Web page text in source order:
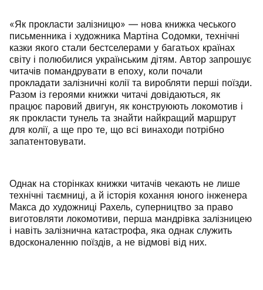
«Як прокласти залізницю» — нова книжка чеського
письменника і художника Мартіна Содомки, технічні
казки якого стали бестселерами у багатьох країнах
світу і полюбилися українським дітям. Автор запрошує
читачів помандрувати в епоху, коли почали
прокладати залізничні колії та виробляти перші поїзди.
Разом із героями книжки читачі довідаються, як
працює паровий двигун, як конструюють локомотив і
як прокласти тунель та знайти найкращий маршрут
для колії, а ще про те, що всі винаходи потрібно
запатентовувати.
Однак на сторінках книжки читачів чекають не лише
технічні таємниці, а й історія кохання юного інженера
Макса до художниці Рахель, суперництво за право
виготовляти локомотиви, перша мандрівка залізницею
і навіть залізнична катастрофа, яка однак служить
вдосконаленню поїздів, а не відмові від них.